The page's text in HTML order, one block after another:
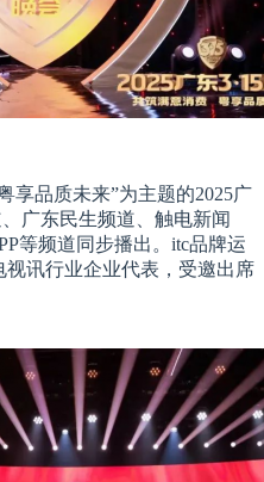
享品质未来”为主题的2025广
广东民生频道、触电新闻
等频道同步播出。itc品牌运
讯行业企业代表，受邀出席